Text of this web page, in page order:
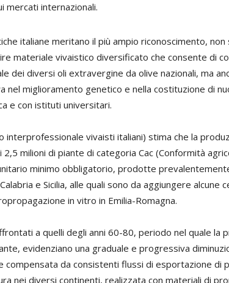
mercati internazionali.
italiane meritano il più ampio riconoscimento, non
materiale vivaistico diversificato che consente di
dei diversi oli extravergine da olive nazionali, ma
nel miglioramento genetico e nella costituzione di
e con istituti universitari.
interprofessionale vivaisti italiani) stima che la
milioni di piante di categoria Cac (Conformità
minimo obbligatorio, prodotte
e Sicilia, alle quali sono da aggiungere alcune
in vitro in Emilia-Romagna.
a quelli degli anni 60-80, periodo nel quale la
evidenziano una graduale e progressiva
compensata da consistenti flussi di esportazione di
nei diversi continenti, realizzata con materiali di